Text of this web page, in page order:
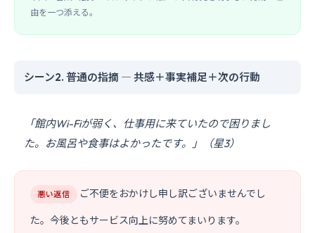
由を一つ添える。
シーン2. 普通の指摘 ― 共感＋事実補足＋次の行動
「館内Wi-Fiが弱く、仕事用に来ていたので困りまし
た。お風呂や食事はよかったです。」（星3）
悪い返信 ご不便をおかけし申し訳ございませんでし
た。今後ともサービス向上に努めてまいります。